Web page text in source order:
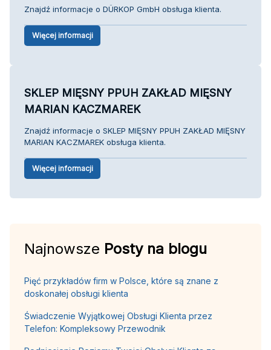
Znajdź informacje o DÜRKOP GmbH obsługa klienta.
Więcej informacji
SKLEP MIĘSNY PPUH ZAKŁAD MIĘSNY
MARIAN KACZMAREK
Znajdź informacje o SKLEP MIĘSNY PPUH ZAKŁAD MIĘSNY
MARIAN KACZMAREK obsługa klienta.
Więcej informacji
Najnowsze Posty na blogu
Pięć przykładów firm w Polsce, które są znane z
doskonałej obsługi klienta
Świadczenie Wyjątkowej Obsługi Klienta przez
Telefon: Kompleksowy Przewodnik